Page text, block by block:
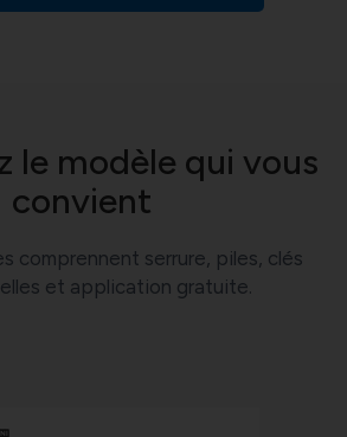
le modèle qui vous
convient
comprennent serrure, piles, clés
et application gratuite.